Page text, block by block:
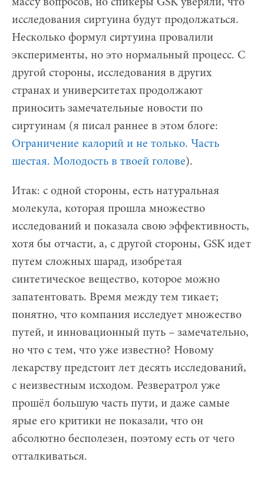
исследования сиртуина будут продолжаться.
Несколько формул сиртуина провалили
эксперименты, но это нормальный процесс. С
другой стороны, исследования в других
странах и университетах продолжают
приносить замечательные новости по
сиртуинам (я писал раннее в этом блоге:
Ограничение калорий и не только. Часть
шестая. Молодость в твоей голове).
Итак: с одной стороны, есть натуральная
молекула, которая прошла множество
исследований и показала свою эффективность,
хотя бы отчасти, а, с другой стороны, GSK идет
путем сложных шарад, изобретая
синтетическое вещество, которое можно
запатентовать. Время между тем тикает;
понятно, что компания исследует множество
путей, и инновационный путь – замечательно,
но что с тем, что уже известно? Новому
лекарству предстоит лет десять исследований,
с неизвестным исходом. Резвератрол уже
прошёл большую часть пути, и даже самые
ярые его критики не показали, что он
абсолютно бесполезен, поэтому есть от чего
отталкиваться.